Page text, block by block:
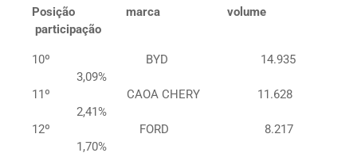
Posição marca volume
participação
10º BYD 14.935
3,09%
11º CAOA CHERY 11.628
2,41%
12º FORD 8.217
1,70%